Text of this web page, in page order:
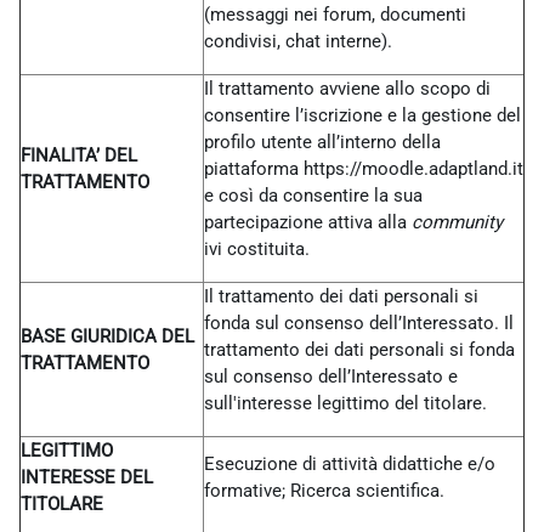
(messaggi nei forum, documenti
condivisi, chat interne).
FINALITA’ DEL
TRATTAMENTO
Il trattamento avviene allo scopo di
consentire l’iscrizione e la gestione del
profilo utente all’interno della
piattaforma https://moodle.adaptland.it
e così da consentire la sua
partecipazione attiva alla community
ivi costituita.
BASE GIURIDICA DEL
TRATTAMENTO
Il trattamento dei dati personali si
fonda sul consenso dell’Interessato. Il
trattamento dei dati personali si fonda
sul consenso dell’Interessato e
sull'interesse legittimo del titolare.
LEGITTIMO
INTERESSE DEL
TITOLARE
Esecuzione di attività didattiche e/o
formative; Ricerca scientifica.